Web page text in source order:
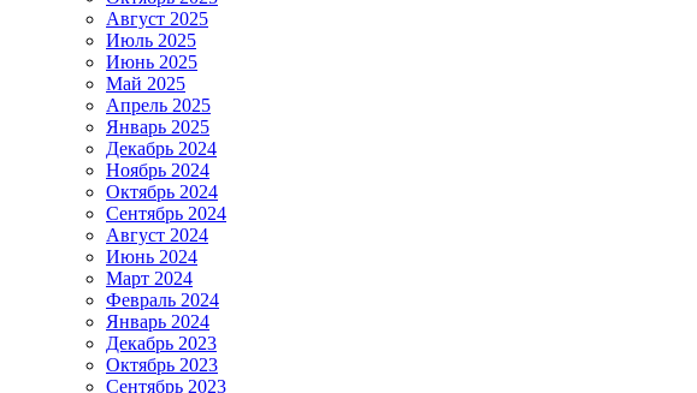
Август 2025
Июль 2025
Июнь 2025
Май 2025
Апрель 2025
Январь 2025
Декабрь 2024
Ноябрь 2024
Октябрь 2024
Сентябрь 2024
Август 2024
Июнь 2024
Март 2024
Февраль 2024
Январь 2024
Декабрь 2023
Октябрь 2023
Сентябрь 2023